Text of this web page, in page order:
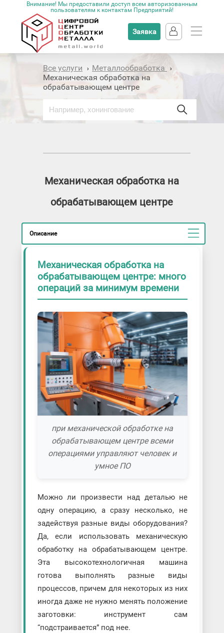
Внимание! Мы предоставили доступ всем авторизованным
пользователям к контактам Предприятий!
Заявка
Все услуги › Металлообработка ›
Механическая обработка на
обрабатывающем центре
Механическая обработка на
обрабатывающем центре
Описание
Механическая обработка на
обрабатывающем центре: много
операций за минимум времени
при механической обработке на
обрабатывающем центре всеми
операциями управляют человек и
умное ПО
Можно ли произвести над деталью не
одну операцию, а сразу несколько, не
задействуя разные виды оборудования?
Да, если использовать механическую
обработку на обрабатывающем центре.
Эта высокотехнологичная машина
готова выполнять разные виды
процессов, причем для некоторых из них
иногда даже не нужно менять положение
заготовки: инструмент сам
“подстраивается” под нее.